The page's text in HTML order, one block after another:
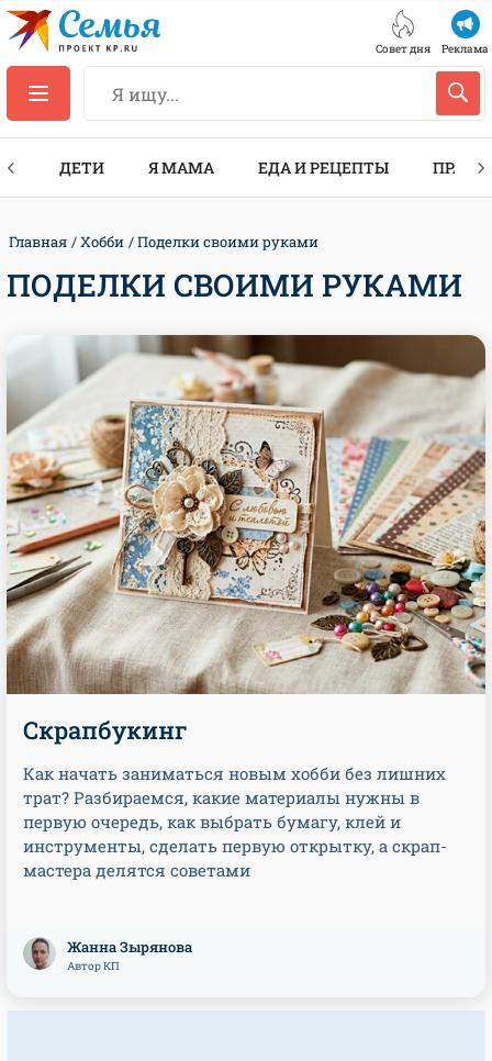
Совет дня Реклама
ДЕТИ Я МАМА ЕДА И РЕЦЕПТЫ
Главная Хобби Поделки своими руками
ПОДЕЛКИ СВОИМИ РУКАМИ
Скрапбукинг
Как начать заниматься новым хобби без лишних
трат? Разбираемся, какие материалы нужны в
первую очередь, как выбрать бумагу, клей и
инструменты, сделать первую открытку, а скрап-
мастера делятся советами
Жанна Зырянова
Автор КП